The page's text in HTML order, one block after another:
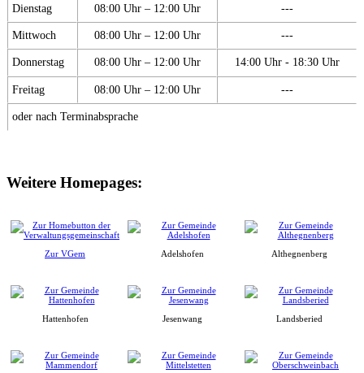
Dienstag 08:00 Uhr – 12:00 Uhr ---
Mittwoch 08:00 Uhr – 12:00 Uhr ---
Donnerstag 08:00 Uhr – 12:00 Uhr 14:00 Uhr - 18:30 Uhr
Freitag 08:00 Uhr – 12:00 Uhr ---
oder nach Terminabsprache
Weitere Homepages:
Zur VGem Adelshofen Althegnenberg
Hattenhofen Jesenwang Landsberied